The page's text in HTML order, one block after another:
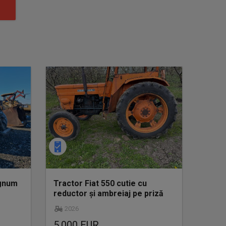
Tractor Fiat 550 cutie cu
reductor și ambreiaj pe priză
2026